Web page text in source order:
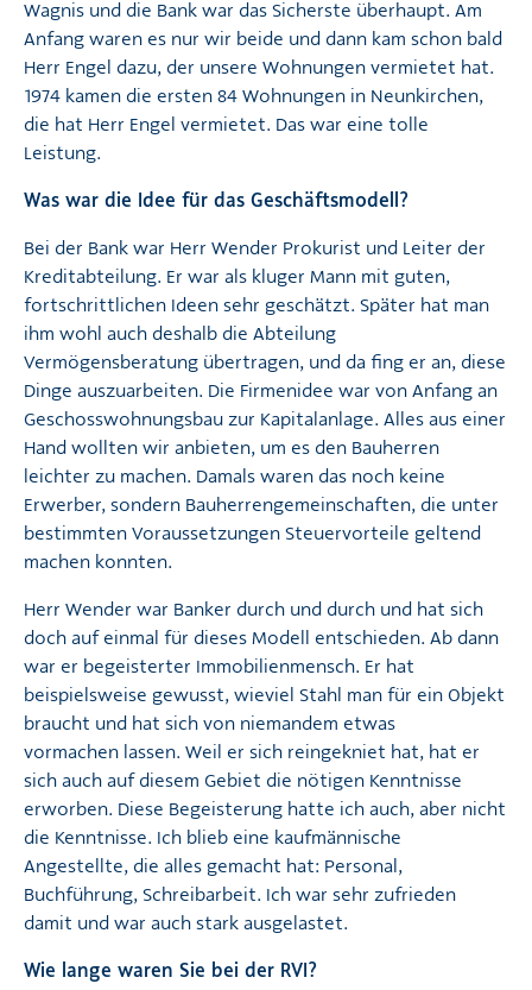
Wagnis und die Bank war das Sicherste überhaupt. Am
Anfang waren es nur wir beide und dann kam schon bald
Herr Engel dazu, der unsere Wohnungen vermietet hat.
1974 kamen die ersten 84 Wohnungen in Neunkirchen,
die hat Herr Engel vermietet. Das war eine tolle
Leistung.
Was war die Idee für das Geschäftsmodell?
Bei der Bank war Herr Wender Prokurist und Leiter der
Kreditabteilung. Er war als kluger Mann mit guten,
fortschrittlichen Ideen sehr geschätzt. Später hat man
ihm wohl auch deshalb die Abteilung
Vermögensberatung übertragen, und da fing er an, diese
Dinge auszuarbeiten. Die Firmenidee war von Anfang an
Geschosswohnungsbau zur Kapitalanlage. Alles aus einer
Hand wollten wir anbieten, um es den Bauherren
leichter zu machen. Damals waren das noch keine
Erwerber, sondern Bauherrengemeinschaften, die unter
bestimmten Voraussetzungen Steuervorteile geltend
machen konnten.
Herr Wender war Banker durch und durch und hat sich
doch auf einmal für dieses Modell entschieden. Ab dann
war er begeisterter Immobilienmensch. Er hat
beispielsweise gewusst, wieviel Stahl man für ein Objekt
braucht und hat sich von niemandem etwas
vormachen lassen. Weil er sich reingekniet hat, hat er
sich auch auf diesem Gebiet die nötigen Kenntnisse
erworben. Diese Begeisterung hatte ich auch, aber nicht
die Kenntnisse. Ich blieb eine kaufmännische
Angestellte, die alles gemacht hat: Personal,
Buchführung, Schreibarbeit. Ich war sehr zufrieden
damit und war auch stark ausgelastet.
Wie lange waren Sie bei der RVI?